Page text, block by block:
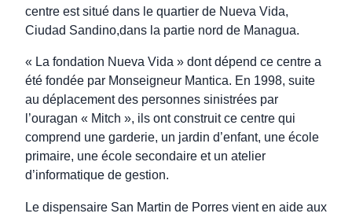
centre est situé dans le quartier de Nueva Vida,
Ciudad Sandino,dans la partie nord de Managua.
« La fondation Nueva Vida » dont dépend ce centre a
été fondée par Monseigneur Mantica. En 1998, suite
au déplacement des personnes sinistrées par
l’ouragan « Mitch », ils ont construit ce centre qui
comprend une garderie, un jardin d’enfant, une école
primaire, une école secondaire et un atelier
d’informatique de gestion.
Le dispensaire San Martin de Porres vient en aide aux